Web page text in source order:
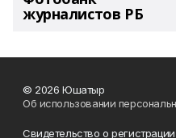
журналистов РБ
© 2026 Юшатыр
Об использовании
Свидетельство о